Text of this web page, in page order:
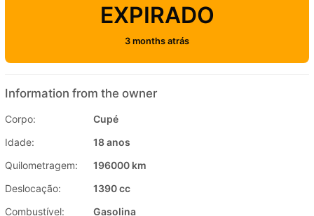
EXPIRADO
3 months atrás
Information from the owner
Corpo:
Cupé
Idade:
18 anos
Quilometragem:
196000 km
Deslocação:
1390 cc
Combustível:
Gasolina